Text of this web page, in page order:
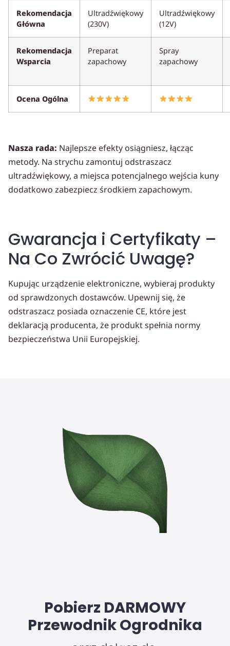
Rekomendacja
Główna
Ultradźwiękowy
(230V)
Ultradźwiękowy
(12V)
Rekomendacja
Wsparcia
Preparat
zapachowy
Spray
zapachowy
Ocena Ogólna
Nasza rada: Najlepsze efekty osiągniesz, łącząc
metody. Na strychu zamontuj odstraszacz
ultradźwiękowy, a miejsca potencjalnego wejścia kuny
dodatkowo zabezpiecz środkiem zapachowym.
Gwarancja i Certyfikaty –
Na Co Zwrócić Uwagę?
Kupując urządzenie elektroniczne, wybieraj produkty
od sprawdzonych dostawców. Upewnij się, że
odstraszacz posiada oznaczenie CE, które jest
deklaracją producenta, że produkt spełnia normy
bezpieczeństwa Unii Europejskiej.
Pobierz DARMOWY
Przewodnik Ogrodnika